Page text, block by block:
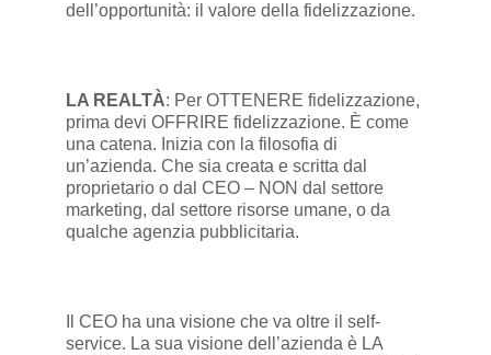
dell’opportunità: il valore della fidelizzazione.
LA REALTÀ: Per OTTENERE fidelizzazione,
prima devi OFFRIRE fidelizzazione. È come
una catena. Inizia con la filosofia di
un’azienda. Che sia creata e scritta dal
proprietario o dal CEO – NON dal settore
marketing, dal settore risorse umane, o da
qualche agenzia pubblicitaria.
Il CEO ha una visione che va oltre il self-
service. La sua visione dell’azienda è LA